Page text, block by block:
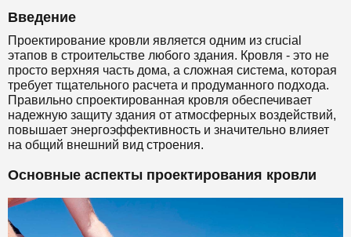
Введение
Проектирование кровли является одним из crucial
этапов в строительстве любого здания. Кровля - это не
просто верхняя часть дома, а сложная система, которая
требует тщательного расчета и продуманного подхода.
Правильно спроектированная кровля обеспечивает
надежную защиту здания от атмосферных воздействий,
повышает энергоэффективность и значительно влияет
на общий внешний вид строения.
Основные аспекты проектирования кровли